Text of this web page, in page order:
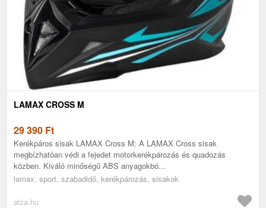
LAMAX CROSS M
29 390 Ft
Kerékpáros sisak LAMAX Cross M: A LAMAX Cross sisak
megbízhatóan védi a fejedet motorkerékpározás és quadozás
közben. Kiváló minőségű ABS anyagokbó...
lamax, sport, szabadidő, kerékpározás, sisakok
alza.hu